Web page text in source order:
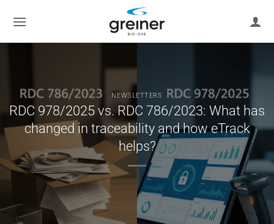
NEWSLETTERS
RDC 978/2025 vs. RDC 786/2023: What has
changed in traceability and how eTrack
helps?